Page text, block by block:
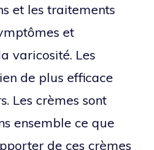
et les traitements
et
varicosité. Les
de plus efficace
Les crèmes sont
ensemble ce que
de ces crèmes